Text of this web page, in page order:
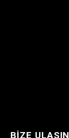
BIZE ULAŞIN